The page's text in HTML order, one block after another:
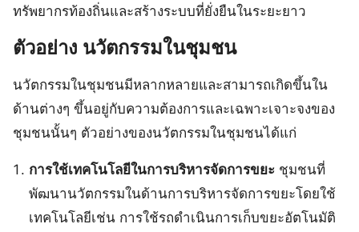
ทรัพยากรท้องถิ่นและสร้างระบบที่ยั่งยืนในระยะยาว
ตัวอย่าง นวัตกรรมในชุมชน
นวัตกรรมในชุมชนมีหลากหลายและสามารถเกิดขึ้นใน
ด้านต่างๆ ขึ้นอยู่กับความต้องการและเฉพาะเจาะจงของ
ชุมชนนั้นๆ ตัวอย่างของนวัตกรรมในชุมชนได้แก่
การใช้เทคโนโลยีในการบริหารจัดการขยะ ชุมชนที่
พัฒนานวัตกรรมในด้านการบริหารจัดการขยะโดยใช้
เทคโนโลยีเช่น การใช้รถดำเนินการเก็บขยะอัตโนมัติ